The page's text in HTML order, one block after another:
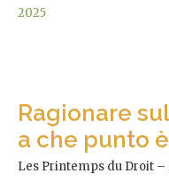
2025
Ragionare
a che punto è
Les Printemps du Droit –